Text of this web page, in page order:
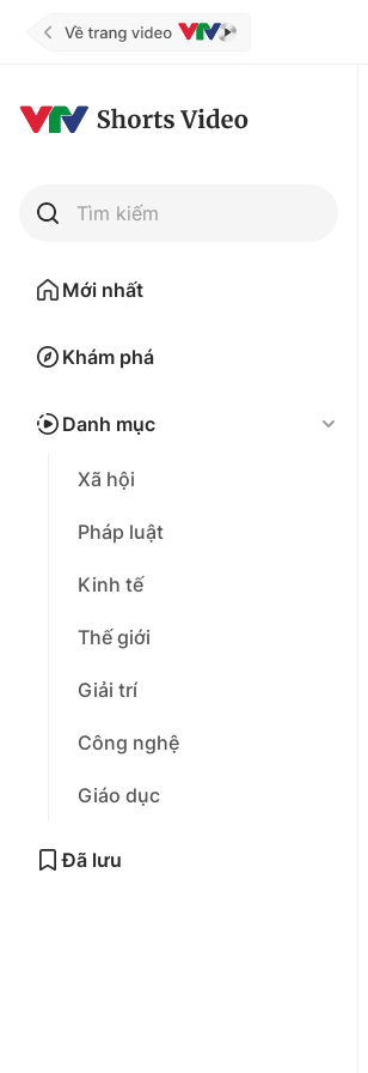
Tìm kiếm
Mới nhất
Khám phá
Danh mục
Xã hội
Pháp luật
Kinh tế
Thế giới
Giải trí
Công nghệ
Giáo dục
Đã lưu